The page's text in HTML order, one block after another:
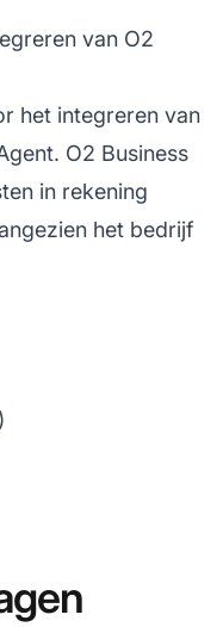
van O2
het integreren van
O2 Business
in rekening
het bedrijf